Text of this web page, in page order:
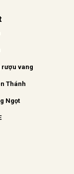
rượu vang
Thánh
Ngọt